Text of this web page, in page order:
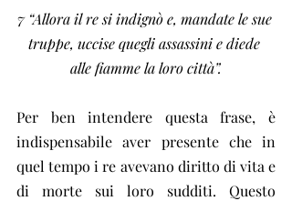
7 “Allora il re si indignò e, mandate le sue
truppe, uccise quegli assassini e diede
alle fiamme la loro città”.
Per ben intendere questa frase, è
indispensabile aver presente che in
quel tempo i re avevano diritto di vita e
di morte sui loro sudditi. Questo